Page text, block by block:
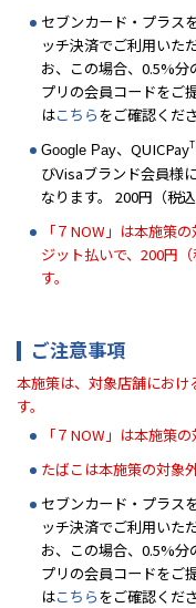
セブンカード・プラス
ッチ決済でご利用いた
お、この場合、0.5%
プリの会員コードをご
はこちらをご確認くださ
Google Pay、QUICPay
びVisaブランド会員様
なります。 200円（税
「７NOW」は本施策
ジット払いで、200円
す。
ご注意事項
本施策は、対象店舗にお
す。
「７NOW」は本施策
たばこは本施策の対象
セブンカード・プラス
ッチ決済でご利用いた
お、この場合、0.5%
プリの会員コードをご
はこちらをご確認くださ